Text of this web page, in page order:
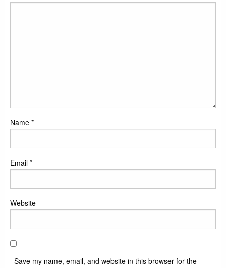
Name *
Email *
Website
Save my name, email, and website in this browser for the